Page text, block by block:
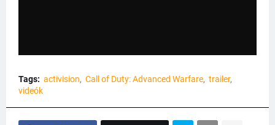
Tags: activision Call of Duty: Advanced Warfare trailer
videók